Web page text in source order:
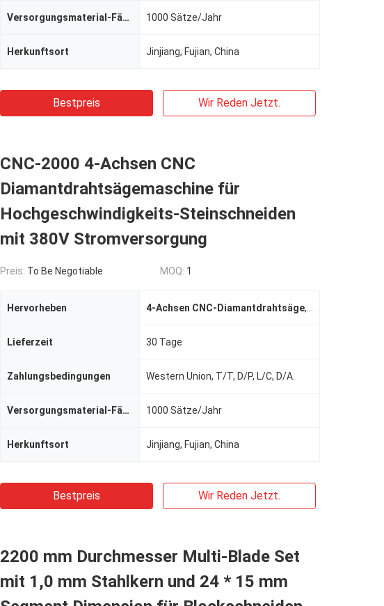
Versorgungsmaterial-Fähigkeit 1000 Sätze/Jahr
Herkunftsort Jinjiang, Fujian, China
Bestpreis Wir Reden Jetzt.
CNC-2000 4-Achsen CNC
Diamantdrahtsägemaschine für
Hochgeschwindigkeits-Steinschneiden
mit 380V Stromversorgung
Preis: To Be Negotiable MOQ: 1
Hervorheben 4-Achsen CNC-Diamantdrahtsäge,
Lieferzeit 30 Tage
Zahlungsbedingungen Western Union, T/T, D/P, L/C, D/A.
Versorgungsmaterial-Fähigkeit 1000 Sätze/Jahr
Herkunftsort Jinjiang, Fujian, China
Bestpreis Wir Reden Jetzt.
2200 mm Durchmesser Multi-Blade Set
mit 1,0 mm Stahlkern und 24 * 15 mm